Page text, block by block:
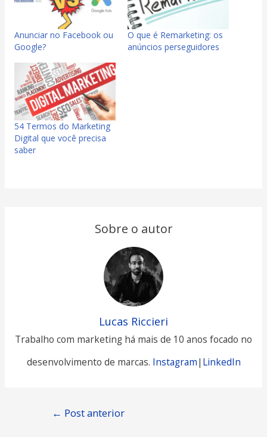
Anunciar no Facebook ou
Google?
O que é Remarketing: os
anúncios perseguidores
54 Termos do Marketing
Digital que você precisa
saber
Sobre o autor
Lucas Riccieri
Trabalho com marketing há mais de 10 anos focado no
desenvolvimento de marcas. Instagram| LinkedIn
Navegação
← Post anterior